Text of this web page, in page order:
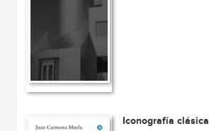
Iconografía clásica